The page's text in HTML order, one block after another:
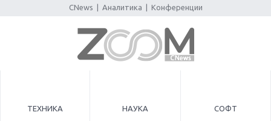
CNews Аналитика Конференции
ТЕХНИКА НАУКА СОФТ